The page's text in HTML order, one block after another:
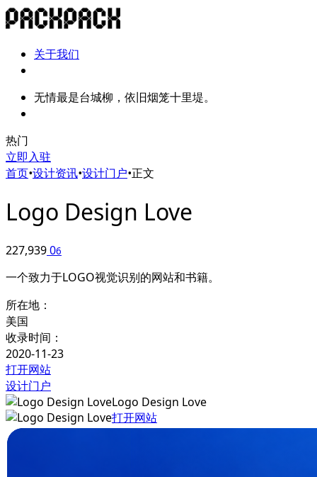
关于我们
无情最是台城柳，依旧烟笼十里堤。
热门
立即入驻
首页•设计资讯•设计门户•正文
Logo Design Love
227,93906
一个致力于LOGO视觉识别的网站和书籍。
所在地：
美国
收录时间：
2020-11-23
打开网站
设计门户
Logo Design Love
打开网站